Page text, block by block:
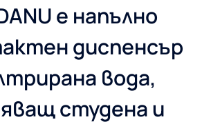
е напълно
диспенсър
вода,
студена и